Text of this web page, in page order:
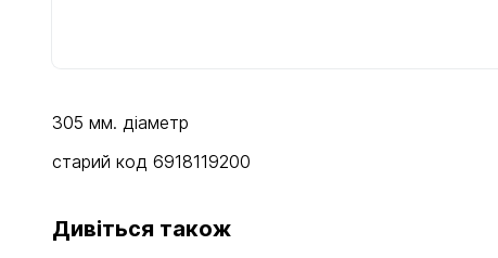
305 мм. діаметр
старий код 6918119200
Дивіться також